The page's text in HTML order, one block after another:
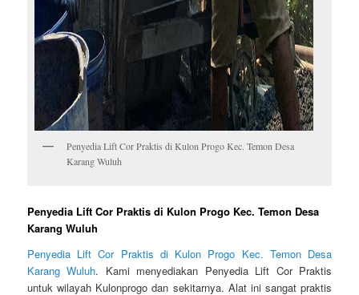
Penyedia Lift Cor Praktis di Kulon Progo Kec. Temon Desa
Karang Wuluh
Penyedia Lift Cor Praktis di Kulon Progo Kec. Temon Desa
Karang Wuluh
Penyedia Lift Cor Praktis di Kulon Progo Kec. Temon Desa
Karang Wuluh. Kami menyediakan Penyedia Lift Cor Praktis
untuk wilayah Kulonprogo dan sekitarnya. Alat ini sangat praktis